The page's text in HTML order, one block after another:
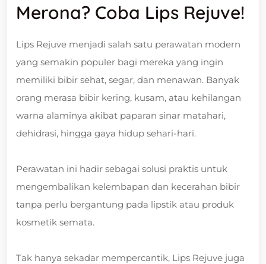
Merona? Coba Lips Rejuve!
Lips Rejuve menjadi salah satu perawatan modern
yang semakin populer bagi mereka yang ingin
memiliki bibir sehat, segar, dan menawan. Banyak
orang merasa bibir kering, kusam, atau kehilangan
warna alaminya akibat paparan sinar matahari,
dehidrasi, hingga gaya hidup sehari-hari.
Perawatan ini hadir sebagai solusi praktis untuk
mengembalikan kelembapan dan kecerahan bibir
tanpa perlu bergantung pada lipstik atau produk
kosmetik semata.
Tak hanya sekadar mempercantik, Lips Rejuve juga